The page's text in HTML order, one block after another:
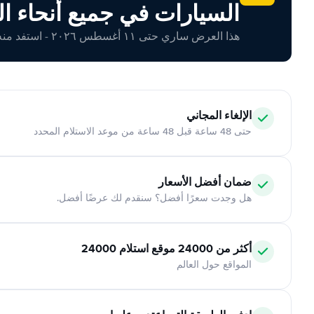
السيارات في جميع أنحاء
هذا العرض ساري حتى ١١ أغسطس ٢٠٢٦ - استفد منه اليوم!
الإلغاء المجاني
حتى 48 ساعة قبل 48 ساعة من موعد الاستلام المحدد
ضمان أفضل الأسعار
هل وجدت سعرًا أفضل؟ سنقدم لك عرضًا أفضل.
أكثر من 24000 موقع استلام 24000
المواقع حول العالم